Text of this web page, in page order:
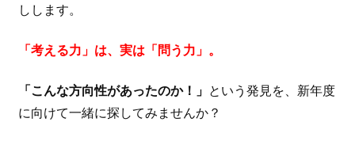
しします。
「考える力」は、実は「問う力」。
「こんな方向性があったのか！」 という発見を、新年度
に向けて一緒に探してみませんか？